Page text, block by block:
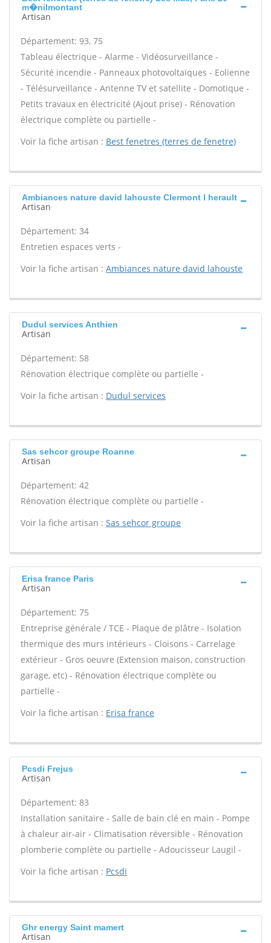
m�nilmontant
Artisan
Département: 93, 75
Tableau électrique - Alarme - Vidéosurveillance -
Sécurité incendie - Panneaux photovoltaïques - Eolienne
- Télésurveillance - Antenne TV et satellite - Domotique -
Petits travaux en électricité (Ajout prise) - Rénovation
électrique complète ou partielle -
Voir la fiche artisan : Best fenetres (terres de fenetre)
Ambiances nature david lahouste Clermont l herault
Artisan
Département: 34
Entretien espaces verts -
Voir la fiche artisan : Ambiances nature david lahouste
Dudul services Anthien
Artisan
Département: 58
Rénovation électrique complète ou partielle -
Voir la fiche artisan : Dudul services
Sas sehcor groupe Roanne
Artisan
Département: 42
Rénovation électrique complète ou partielle -
Voir la fiche artisan : Sas sehcor groupe
Erisa france Paris
Artisan
Département: 75
Entreprise générale / TCE - Plaque de plâtre - Isolation
thermique des murs intérieurs - Cloisons - Carrelage
extérieur - Gros oeuvre (Extension maison, construction
garage, etc) - Rénovation électrique complète ou
partielle -
Voir la fiche artisan : Erisa france
Pcsdi Frejus
Artisan
Département: 83
Installation sanitaire - Salle de bain clé en main - Pompe
à chaleur air-air - Climatisation réversible - Rénovation
plomberie complète ou partielle - Adoucisseur Laugil -
Voir la fiche artisan : Pcsdi
Ghr energy Saint mamert
Artisan